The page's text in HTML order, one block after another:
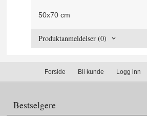
50x70 cm
Produktanmeldelser (0)
Forside Bli kunde Logg inn
Bestselgere